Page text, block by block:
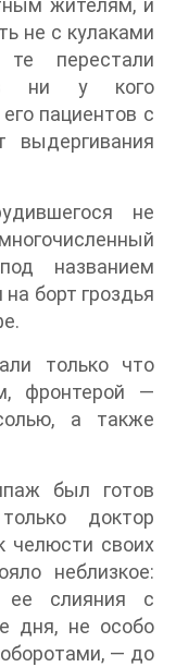
жителям, и
не с кулаками
перестали
ни у кого
пациентов с
не
названием
борт гроздья
только что
фронтерой —
а также
был готов
доктор
челюсти своих
неблизкое:
ее слияния с
дня, не особо
— до